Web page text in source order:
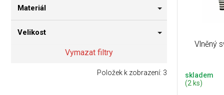
Materiál
Velikost
Vymazat filtry
Položek k zobrazení: 3
Vlněný
skladem
(2 ks)